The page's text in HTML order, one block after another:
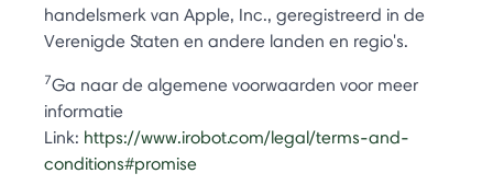
handelsmerk van Apple, Inc., geregistreerd in de
Verenigde Staten en andere landen en regio's.
7Ga naar de algemene voorwaarden voor meer
informatie
Link: https://www.irobot.com/legal/terms-and-
conditions#promise